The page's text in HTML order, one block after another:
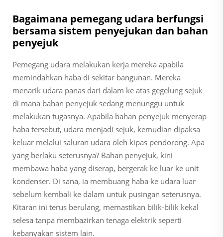
Bagaimana pemegang udara berfungsi
bersama sistem penyejukan dan bahan
penyejuk
Pemegang udara melakukan kerja mereka apabila
memindahkan haba di sekitar bangunan. Mereka
menarik udara panas dari dalam ke atas gegelung sejuk
di mana bahan penyejuk sedang menunggu untuk
melakukan tugasnya. Apabila bahan penyejuk menyerap
haba tersebut, udara menjadi sejuk, kemudian dipaksa
keluar melalui saluran udara oleh kipas pendorong. Apa
yang berlaku seterusnya? Bahan penyejuk, kini
membawa haba yang diserap, bergerak ke luar ke unit
kondenser. Di sana, ia membuang haba ke udara luar
sebelum kembali ke dalam untuk pusingan seterusnya.
Kitaran ini terus berulang, memastikan bilik-bilik kekal
selesa tanpa membazirkan tenaga elektrik seperti
kebanyakan sistem lain.